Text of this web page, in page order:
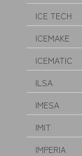
ICE TECH
ICEMAKE
ICEMATIC
ILSA
IMESA
IMIT
IMPERIA